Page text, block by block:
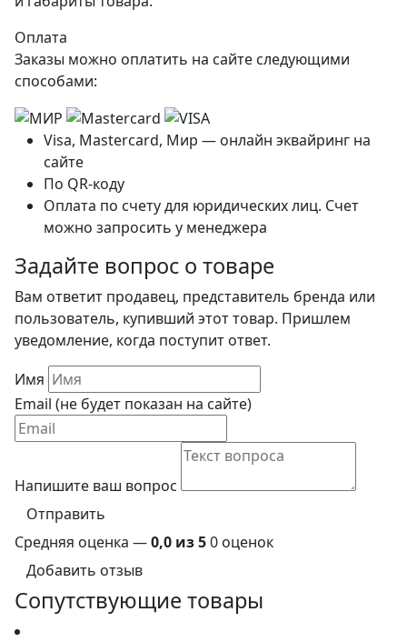
Оплата
Заказы можно оплатить на сайте следующими
способами:
Visa, Mastercard, Мир — онлайн эквайринг на
сайте
По QR-коду
Оплата по счету для юридических лиц. Счет
можно запросить у менеджера
Задайте вопрос о товаре
Вам ответит продавец, представитель бренда или
пользователь, купивший этот товар. Пришлем
уведомление, когда поступит ответ.
Имя
Email (не будет показан на сайте)
Напишите ваш вопрос
Отправить
Средняя оценка —0,0 из 50 оценок
Добавить отзыв
Сопутствующие товары